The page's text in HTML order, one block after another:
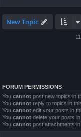
New Topic
FORUM PERMISSIONS
You cannot post new topics in
You cannot reply to topics in
You cannot edit your posts in
You cannot delete your posts
You cannot post attachments